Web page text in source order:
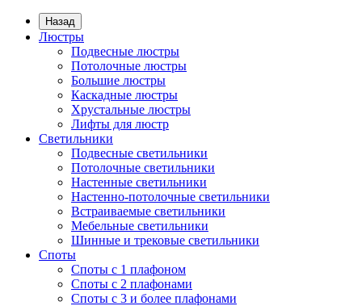
Назад
Люстры
Подвесные люстры
Потолочные люстры
Большие люстры
Каскадные люстры
Хрустальные люстры
Лифты для люстр
Светильники
Подвесные светильники
Потолочные светильники
Настенные светильники
Настенно-потолочные светильники
Встраиваемые светильники
Мебельные светильники
Шинные и трековые светильники
Споты
Споты с 1 плафоном
Споты с 2 плафонами
Споты с 3 и более плафонами